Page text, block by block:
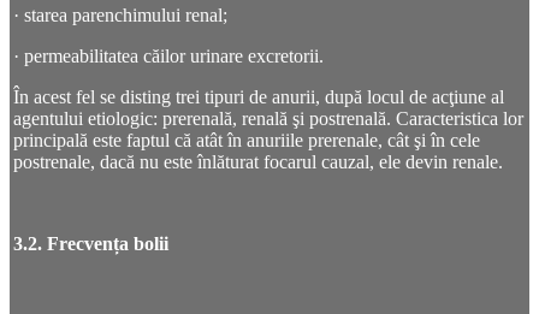
· starea parenchimului renal;
· permeabilitatea căilor urinare excretorii.
În acest fel se disting trei tipuri de anurii, după locul de acţiune al
agentului etiologic: prerenală, renală şi postrenală. Caracteristica lor
principală este faptul că atât în anuriile prerenale, cât şi în cele
postrenale, dacă nu este înlăturat focarul cauzal, ele devin renale.
3.2. Frecvența bolii